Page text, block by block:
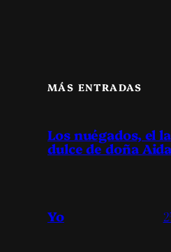
MÁS ENTRADAS
Los nuégados, el
dulce de doña
Yo